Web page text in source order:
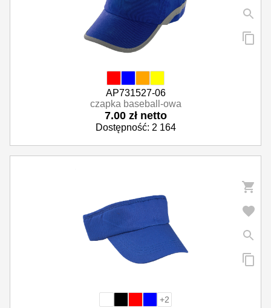
AP731527-06
czapka baseball-owa
7.00 zł netto
Dostępność: 2 164
+2